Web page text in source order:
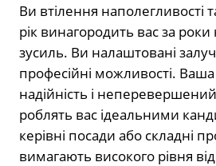
Ви втілення наполегливості
рік винагородить вас за
зусиль. Ви налаштовані
професійні можливості.
надійність і
роблять вас ідеальними
керівні посади або складні
вимагають високого рівня